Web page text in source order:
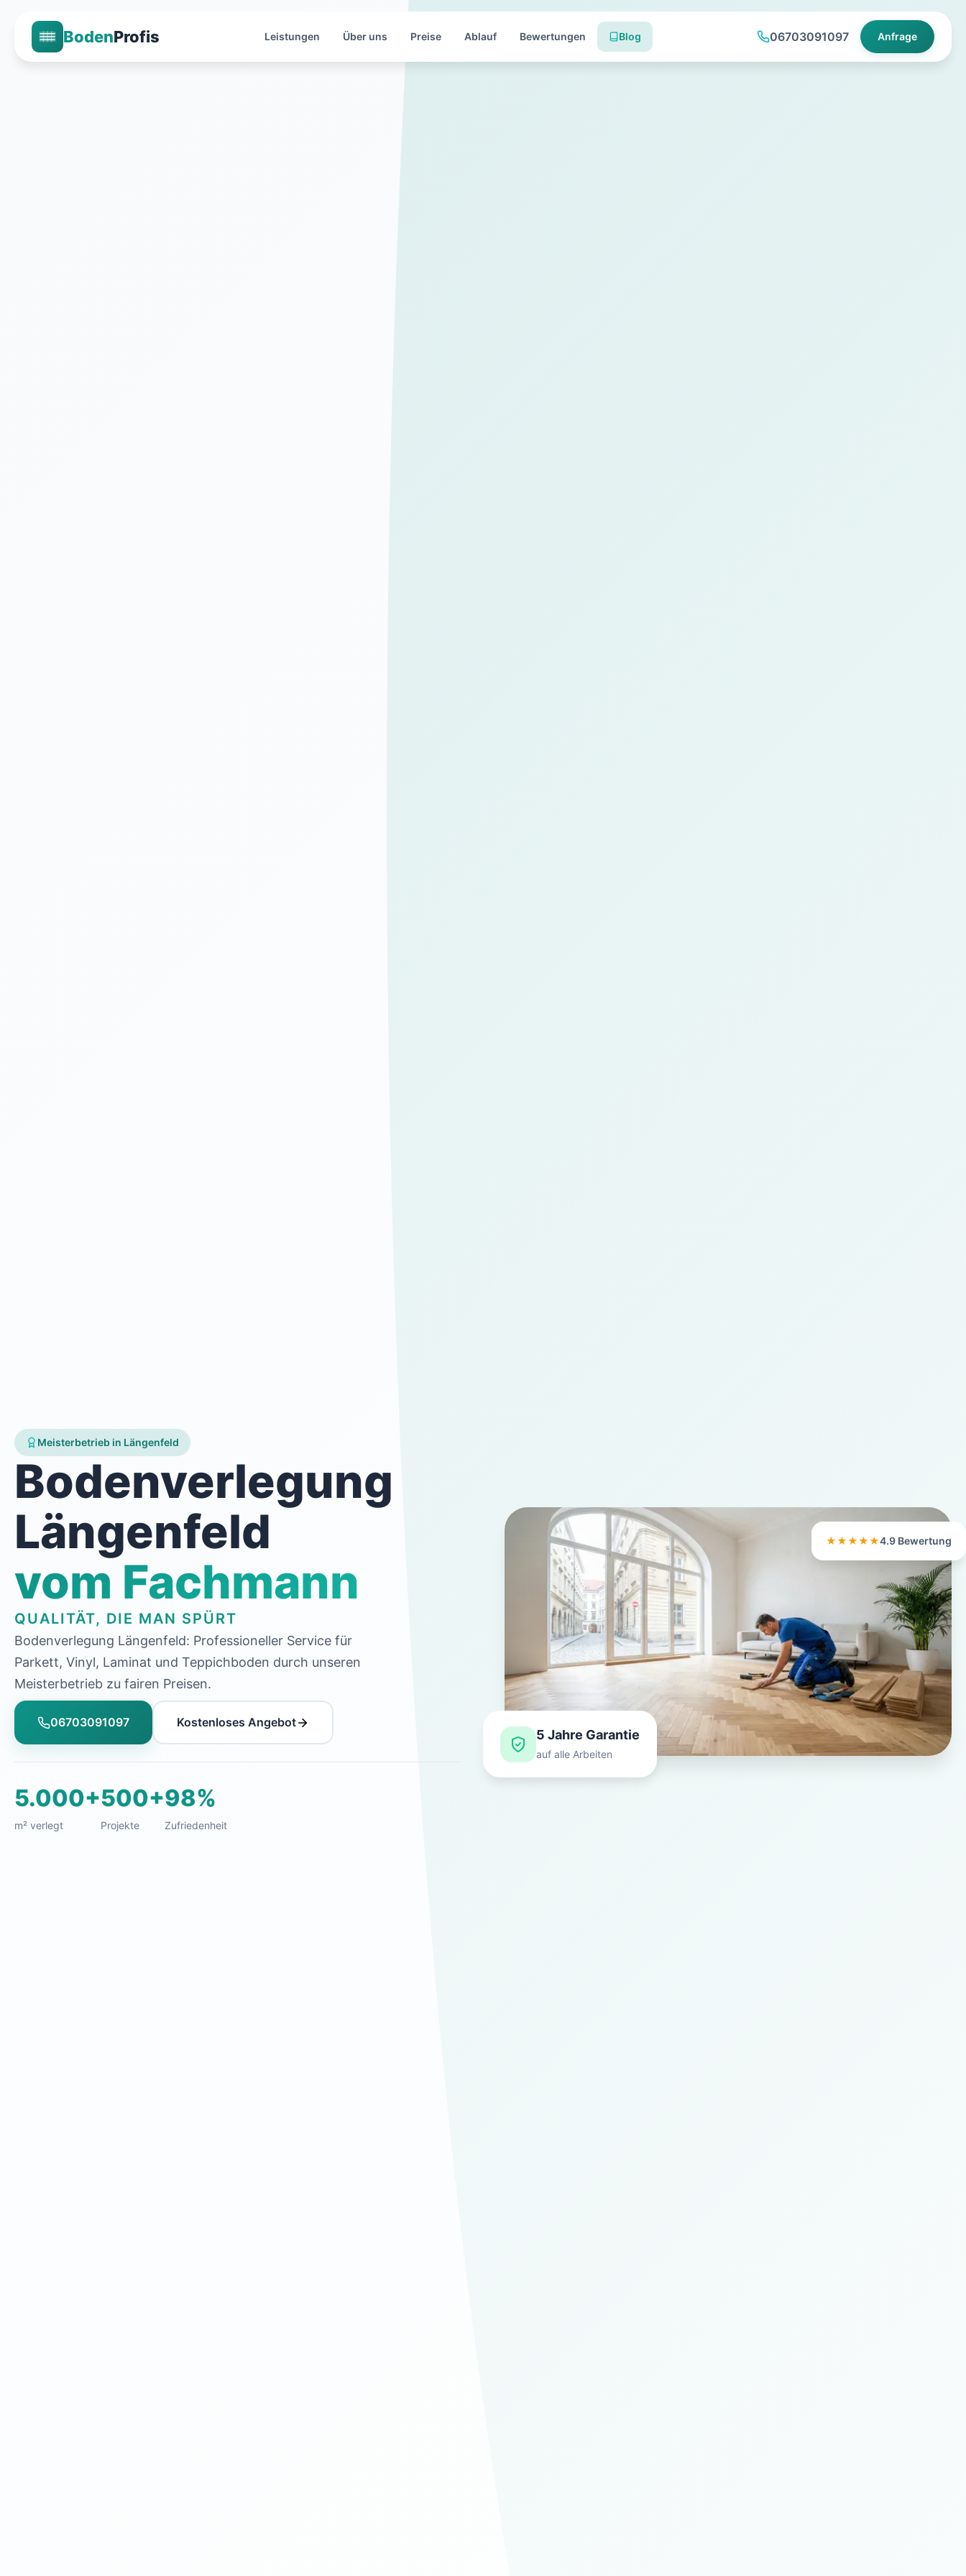
BodenProfis Leistungen Über uns Preise Ablauf Bewertungen Blog 06703091097 Anfrage
Meisterbetrieb in Längenfeld
Bodenverlegung
Längenfeld
vom Fachmann
QUALITÄT, DIE MAN SPÜRT
Bodenverlegung Längenfeld: Professioneller Service für
Parkett, Vinyl, Laminat und Teppichboden durch unseren
Meisterbetrieb zu fairen Preisen.
06703091097 Kostenloses Angebot
5.000+
m² verlegt
500+
Projekte
98%
Zufriedenheit
5 Jahre Garantie
auf alle Arbeiten
★★★★★4.9 Bewertung